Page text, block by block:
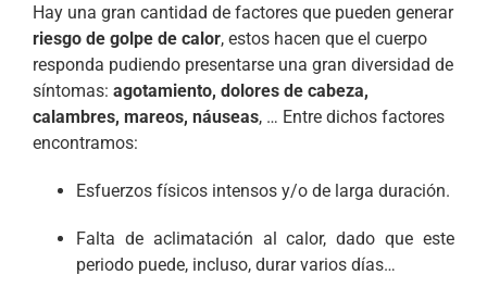
Hay una gran cantidad de factores que pueden generar
riesgo de golpe de calor, estos hacen que el cuerpo
responda pudiendo presentarse una gran diversidad de
síntomas: agotamiento, dolores de cabeza,
calambres, mareos, náuseas, … Entre dichos factores
encontramos:
Esfuerzos físicos intensos y/o de larga duración.
Falta de aclimatación al calor, dado que este
periodo puede, incluso, durar varios días…